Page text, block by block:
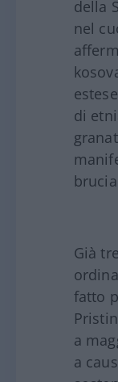
della
nel
di
Già
fatto
a
a